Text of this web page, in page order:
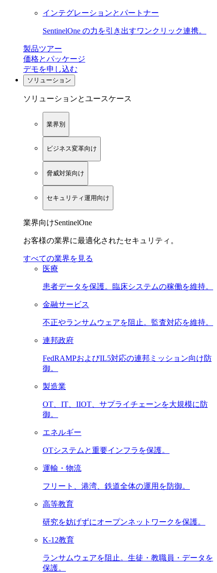
インテグレーションとパートナー
SentinelOne の力を引き出すワンクリック連携。
製品ツアー
価格とパッケージ
デモを申し込む
ソリューション
ソリューションとユースケース
業界別
ビジネス変革向け
脅威対策向け
セキュリティ運用向け
業界向けSentinelOne
お客様の業界に最適化されたセキュリティ。
すべての業界を見る
医療
患者データを保護。臨床システムの稼働を維持。
金融サービス
不正やランサムウェアを阻止。監査対応を維持。
連邦政府
FedRAMPおよびIL5対応の連邦ミッション向け防
御。
製造業
OT、IT、IIOT、サプライチェーンを大規模に防
御。
エネルギー
OTシステムと重要インフラを保護。
運輸・物流
フリート、港湾、鉄道全体の運用を防御。
高等教育
研究を妨げずにオープンネットワークを保護。
K-12教育
ランサムウェアを阻止。生徒・教職員・データを
保護。